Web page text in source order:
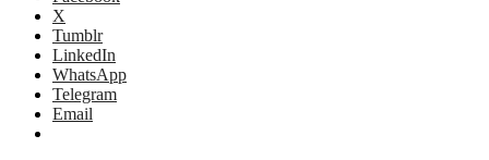
X
Tumblr
LinkedIn
WhatsApp
Telegram
Email